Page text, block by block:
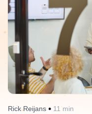
Rick Reijans • 11 min